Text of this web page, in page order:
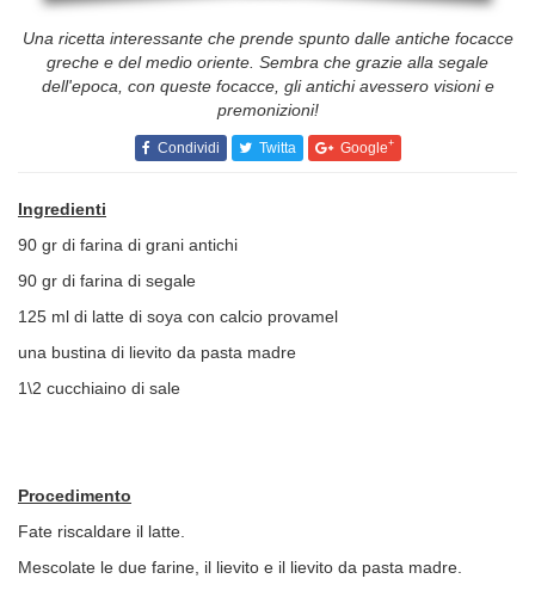
Una ricetta interessante che prende spunto dalle antiche focacce
greche e del medio oriente. Sembra che grazie alla segale
dell'epoca, con queste focacce, gli antichi avessero visioni e
premonizioni!
Condividi Twitta Google+
Ingredienti
90 gr di farina di grani antichi
90 gr di farina di segale
125 ml di latte di soya con calcio provamel
una bustina di lievito da pasta madre
1\2 cucchiaino di sale
Procedimento
Fate riscaldare il latte.
Mescolate le due farine, il lievito e il lievito da pasta madre.